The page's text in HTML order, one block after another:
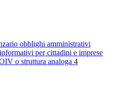
obblighi amministrativi
per cittadini e imprese
o struttura analoga 4